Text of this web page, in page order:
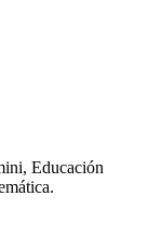
Educación